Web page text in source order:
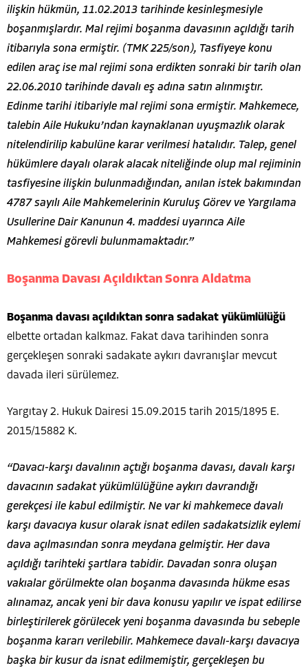
ilişkin hükmün, 11.02.2013 tarihinde kesinleşmesiyle
boşanmışlardır. Mal rejimi boşanma davasının açıldığı tarih
itibarıyla sona ermiştir. (TMK 225/son), Tasfiyeye konu
edilen araç ise mal rejimi sona erdikten sonraki bir tarih olan
22.06.2010 tarihinde davalı eş adına satın alınmıştır.
Edinme tarihi itibariyle mal rejimi sona ermiştir. Mahkemece,
talebin Aile Hukuku’ndan kaynaklanan uyuşmazlık olarak
nitelendirilip kabulüne karar verilmesi hatalıdır. Talep, genel
hükümlere dayalı olarak alacak niteliğinde olup mal rejiminin
tasfiyesine ilişkin bulunmadığından, anılan istek bakımından
4787 sayılı Aile Mahkemelerinin Kuruluş Görev ve Yargılama
Usullerine Dair Kanunun 4. maddesi uyarınca Aile
Mahkemesi görevli bulunmamaktadır.”
Boşanma Davası Açıldıktan Sonra Aldatma
Boşanma davası açıldıktan sonra sadakat yükümlülüğü
elbette ortadan kalkmaz. Fakat dava tarihinden sonra
gerçekleşen sonraki sadakate aykırı davranışlar mevcut
davada ileri sürülemez.
Yargıtay 2. Hukuk Dairesi 15.09.2015 tarih 2015/1895 E.
2015/15882 K.
“Davacı-karşı davalının açtığı boşanma davası, davalı karşı
davacının sadakat yükümlülüğüne aykırı davrandığı
gerekçesi ile kabul edilmiştir. Ne var ki mahkemece davalı
karşı davacıya kusur olarak isnat edilen sadakatsizlik eylemi
dava açılmasından sonra meydana gelmiştir. Her dava
açıldığı tarihteki şartlara tabidir. Davadan sonra oluşan
vakıalar görülmekte olan boşanma davasında hükme esas
alınamaz, ancak yeni bir dava konusu yapılır ve ispat edilirse
birleştirilerek görülecek yeni boşanma davasında bu sebeple
boşanma kararı verilebilir. Mahkemece davalı-karşı davacıya
başka bir kusur da isnat edilmemiştir, gerçekleşen bu